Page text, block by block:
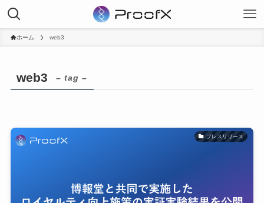
ホーム web3
web3 – tag –
プレスリリース